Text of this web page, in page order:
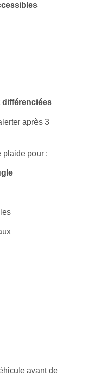
différenciées
après 3
plaide pour :
avant de